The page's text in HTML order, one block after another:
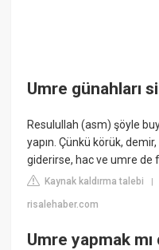
Umre günahları
Resulullah (asm) şöyle
yapın. Çünkü körük, demir,
giderirse, hac ve umre de
Kaynak kaldırma talebi
risalehaber.com
Umre yapmak